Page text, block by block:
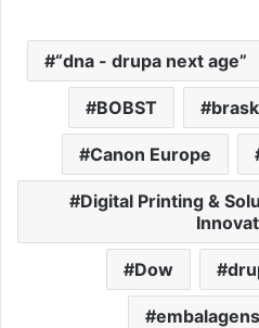
“dna - drupa next age”
BOBST
Canon Europe
Digital Printing &
Dow